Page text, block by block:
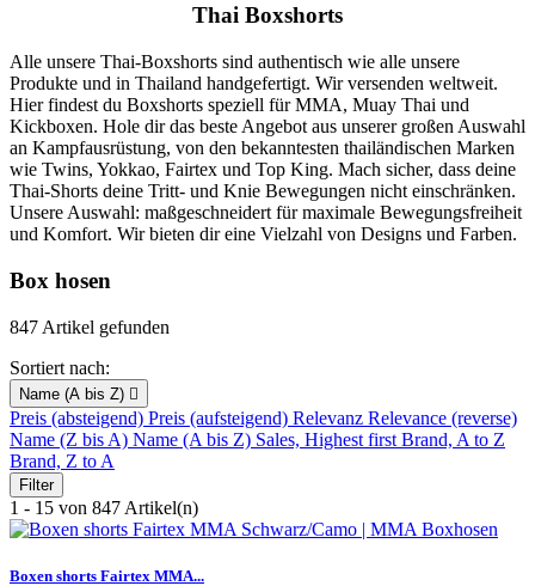
Thai Boxshorts
Alle unsere Thai-Boxshorts sind authentisch wie alle unsere
Produkte und in Thailand handgefertigt. Wir versenden weltweit.
Hier findest du Boxshorts speziell für MMA, Muay Thai und
Kickboxen. Hole dir das beste Angebot aus unserer großen Auswahl
an Kampfausrüstung, von den bekanntesten thailändischen Marken
wie Twins, Yokkao, Fairtex und Top King. Mach sicher, dass deine
Thai-Shorts deine Tritt- und Knie Bewegungen nicht einschränken.
Unsere Auswahl: maßgeschneidert für maximale Bewegungsfreiheit
und Komfort. Wir bieten dir eine Vielzahl von Designs und Farben.
Box hosen
847 Artikel gefunden
Sortiert nach:
Name (A bis Z) 
Preis (absteigend) Preis (aufsteigend) Relevanz Relevance (reverse)
Name (Z bis A) Name (A bis Z) Sales, Highest first Brand, A to Z
Brand, Z to A
Filter
1 - 15 von 847 Artikel(n)
Boxen shorts Fairtex MMA...